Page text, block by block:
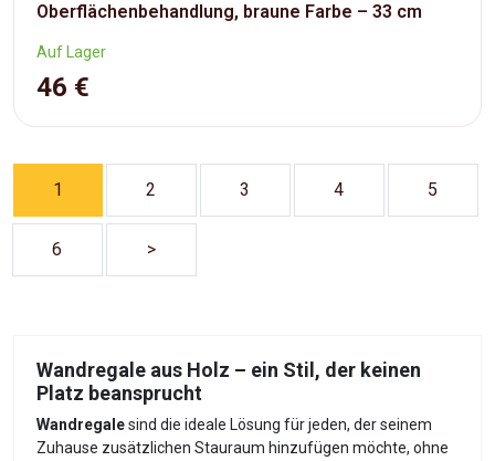
Oberflächenbehandlung, braune Farbe – 33 cm
Auf Lager
46 €
1 2 3 4 5
6 >
Wandregale aus Holz – ein Stil, der keinen
Platz beansprucht
Wandregalesind die ideale Lösung für jeden, der seinem
Zuhause zusätzlichen Stauraum hinzufügen möchte, ohne